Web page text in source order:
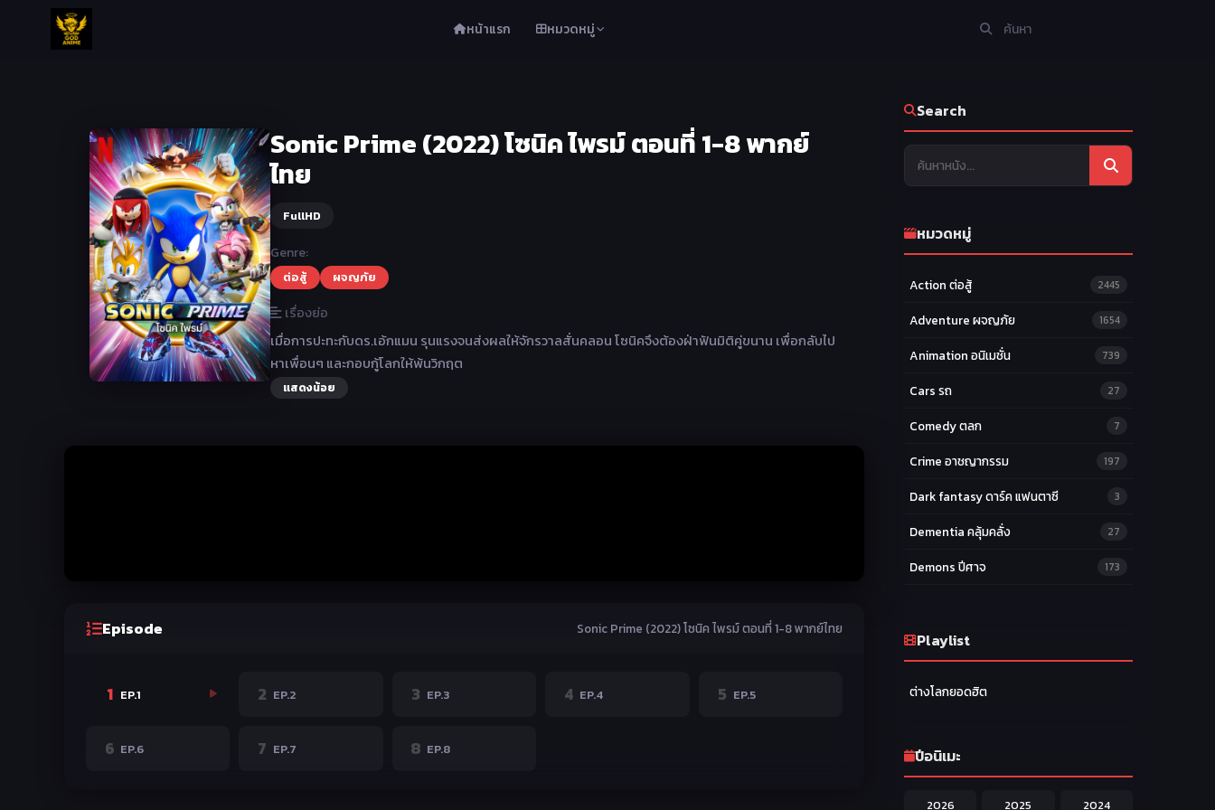
หน้าแรก หมวดหมู่
Sonic Prime (2022) โซนิค ไพรม์ ตอนที่ 1-8 พากย์
ไทย
FullHD
Genre:
ต่อสู้ ผจญภัย
เรื่องย่อ
เมื่อการปะทะกับดร.เอ้กแมน รุนแรงจนส่งผลให้จักรวาลสั่นคลอน โซนิคจึงต้องฝ่าฟันมิติคู่ขนาน เพื่อกลับไป
หาเพื่อนๆ และกอบกู้โลกให้พ้นวิกฤต
แสดงน้อย
Episode Sonic Prime (2022) โซนิค ไพรม์ ตอนที่ 1-8 พากย์ไทย
1 EP.1 2 EP.2 3 EP.3 4 EP.4 5 EP.5
6 EP.6 7 EP.7 8 EP.8
Search
หมวดหมู่
Action ต่อสู้ 2445
Adventure ผจญภัย 1654
Animation อนิเมชั่น 739
Cars รถ 27
Comedy ตลก 7
Crime อาชญากรรม 197
Dark fantasy ดาร์ค แฟนตาซี 3
Dementia คลุ้มคลั่ง 27
Demons ปีศาจ 173
Ecchi หื่น
Harem ฮาเร็ม 60
Playlist
ต่างโลกยอดฮิต
ปีอนิเมะ
2026 2025 2024